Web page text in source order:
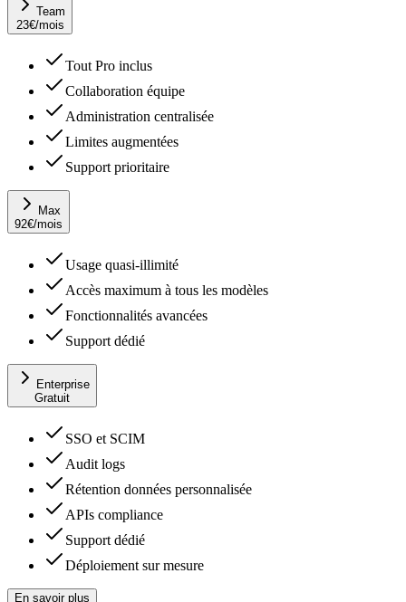
Team
23€/mois
Tout Pro inclus
Collaboration équipe
Administration centralisée
Limites augmentées
Support prioritaire
Max
92€/mois
Usage quasi-illimité
Accès maximum à tous les modèles
Fonctionnalités avancées
Support dédié
Enterprise
Gratuit
SSO et SCIM
Audit logs
Rétention données personnalisée
APIs compliance
Support dédié
Déploiement sur mesure
En savoir plus